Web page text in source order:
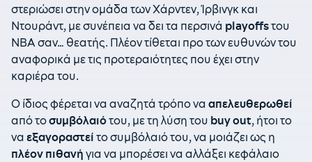
στεριώσει στην ομάδα των Χάρντεν, Ίρβινγκ και
Ντουράντ, με συνέπεια να δει τα περσινά playoffsτου
NBA σαν… θεατής. Πλέον τίθεται προ των ευθυνών του
αναφορικά με τις προτεραιότητες που έχει στην
καριέρα του.
Ο ίδιος φέρεται να αναζητά τρόπο να απελευθερωθεί
από τοσυμβόλαιότου, με τη λύση του buy out, ήτοι το
να εξαγοραστεί το συμβόλαιό του, να μοιάζει ως η
πλέον πιθανή για να μπορέσει να αλλάξει κεφάλαιο